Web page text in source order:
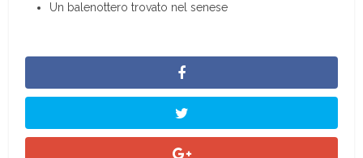
Un balenottero trovato nel senese